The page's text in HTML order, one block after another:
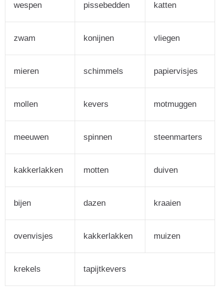
wespen pissebedden katten
zwam konijnen vliegen
mieren schimmels papiervisjes
mollen kevers motmuggen
meeuwen spinnen steenmarters
kakkerlakken motten duiven
bijen dazen kraaien
ovenvisjes kakkerlakken muizen
krekels tapijtkevers